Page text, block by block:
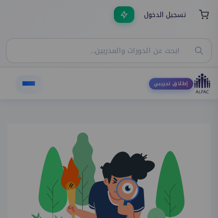
تسجيل الدخول
إطلاق تجريبي